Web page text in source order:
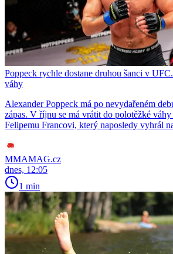
Poppeck rychle dostane druhou šanci v
váhy
Alexander Poppeck má po nevydařeném
zápas. V říjnu se má vrátit do polotěžké
Felipemu Francovi, který naposledy vyhrál
MMAMAG.cz
dnes, 12:05
1 min